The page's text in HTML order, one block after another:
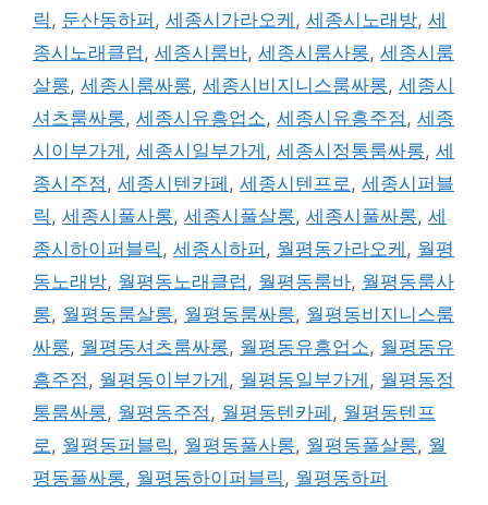
릭 , 둔산동하퍼 , 세종시가라오케 , 세종시노래방, 세
종시노래클럽 , 세종시룸바, 세종시룸사롱, 세종시룸
살롱, 세종시룸싸롱, 세종시비지니스룸싸롱, 세종시
셔츠룸싸롱, 세종시유흥업소, 세종시유흥주점 , 세종
시이부가게 , 세종시일부가게 , 세종시정통룸싸롱, 세
종시주점 , 세종시텐카페 , 세종시텐프로 , 세종시퍼블
릭 , 세종시풀사롱, 세종시풀살롱, 세종시풀싸롱, 세
종시하이퍼블릭 , 세종시하퍼 , 월평동가라오케 , 월평
동노래방, 월평동노래클럽 , 월평동룸바, 월평동룸사
롱, 월평동룸살롱, 월평동룸싸롱, 월평동비지니스룸
싸롱, 월평동셔츠룸싸롱, 월평동유흥업소, 월평동유
흥주점 , 월평동이부가게 , 월평동일부가게 , 월평동정
통룸싸롱, 월평동주점 , 월평동텐카페 , 월평동텐프
로 , 월평동퍼블릭 , 월평동풀사롱, 월평동풀살롱, 월
평동풀싸롱, 월평동하이퍼블릭 , 월평동하퍼